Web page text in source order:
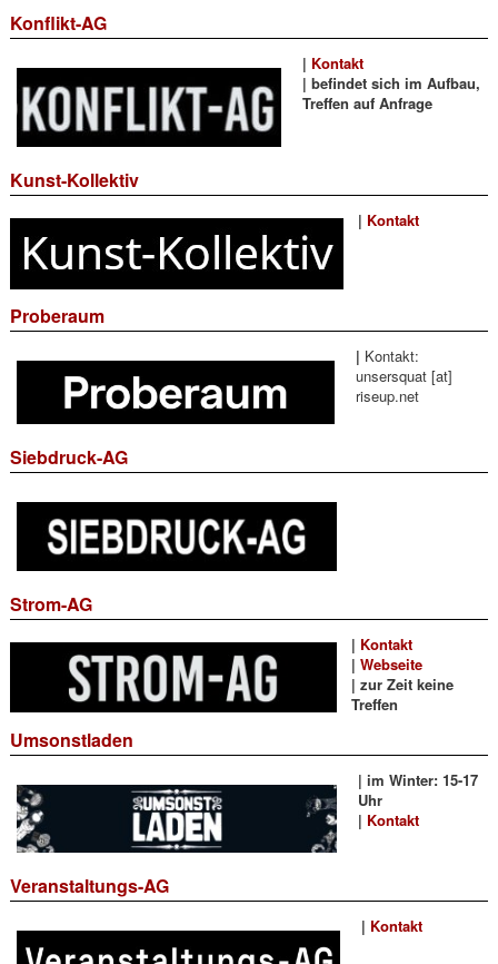
Konflikt-AG
| Kontakt
| befindet sich im Aufbau,
Treffen auf Anfrage
Kunst-Kollektiv
| Kontakt
Proberaum
| Kontakt:
unsersquat [at]
riseup.net
Siebdruck-AG
Strom-AG
| Kontakt
| Webseite
| zur Zeit keine
Treffen
Umsonstladen
| im Winter: 15-17
Uhr
| Kontakt
Veranstaltungs-AG
| Kontakt